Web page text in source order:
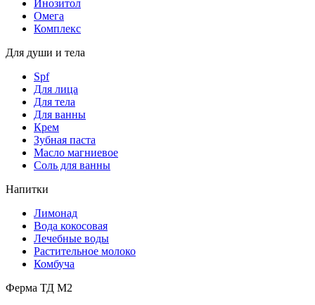
Инозитол
Омега
Комплекс
Для души и тела
Spf
Для лица
Для тела
Для ванны
Крем
Зубная паста
Масло магниевое
Соль для ванны
Напитки
Лимонад
Вода кокосовая
Лечебные воды
Растительное молоко
Комбуча
Ферма ТД М2